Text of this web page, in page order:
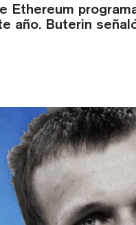
Ethereum
año. Buterin